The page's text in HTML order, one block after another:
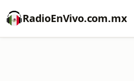
RadioEnVivo.com.mx